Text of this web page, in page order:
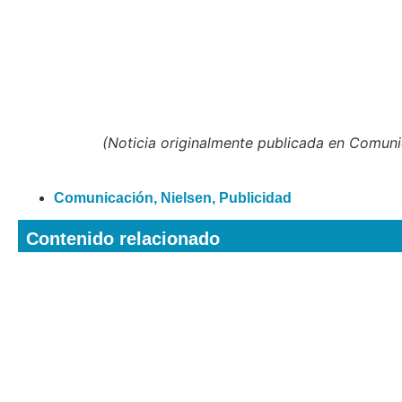
(Noticia originalmente publicada en
Comunicación, Nielsen, Publicidad
Contenido relacionado